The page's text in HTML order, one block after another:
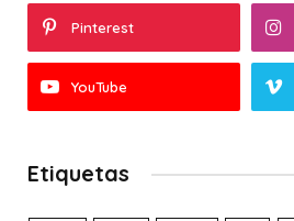
Pinterest
YouTube
Etiquetas